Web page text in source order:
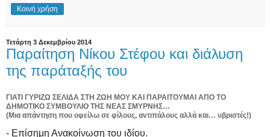
Κοινή χρήση
Τετάρτη 3 Δεκεμβρίου 2014
Παραίτηση Νίκου Στέφου και διάλυση
της παράταξής του
ΓΙΑΤΙ ΓΥΡΙΖΩ ΣΕΛΙΔΑ ΣΤΗ ΖΩΗ ΜΟΥ ΚΑΙ ΠΑΡΑΙΤΟΥΜΑΙ ΑΠΟ ΤΟ
ΔΗΜΟΤΙΚΟ ΣΥΜΒΟΥΛΙΟ ΤΗΣ ΝΕΑΣ ΣΜΥΡΝΗΣ…
(Μια απάντηση που οφείλω σε φίλους, αντιπάλους αλλά και… υβριστές!)
- Επίσημη Ανακοίνωση του ιδίου.